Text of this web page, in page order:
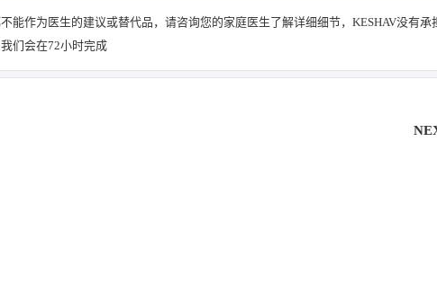
能作为医生的建议或替代品，请咨询您的家庭医生了解详细细节，KESHAV没有承
们会在72小时完成